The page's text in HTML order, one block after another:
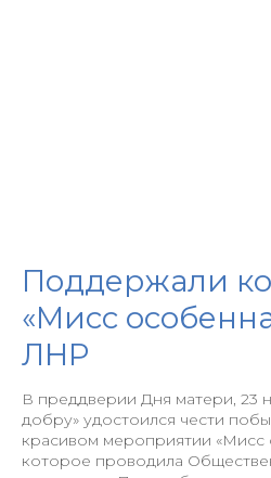
Поддержали
«Мисс
ЛНР
В преддверии Дня матери, 23
добру» удостоился чести
красивом мероприятии «Мисс
которое проводила